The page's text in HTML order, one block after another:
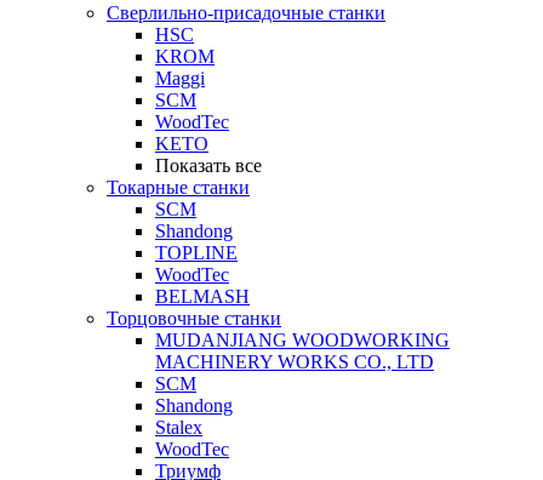
Сверлильно-присадочные станки
HSC
KROM
Maggi
SCM
WoodTec
KETO
Показать все
Токарные станки
SCM
Shandong
TOPLINE
WoodTec
BELMASH
Торцовочные станки
MUDANJIANG WOODWORKING
MACHINERY WORKS CO., LTD
SCM
Shandong
Stalex
WoodTec
Триумф